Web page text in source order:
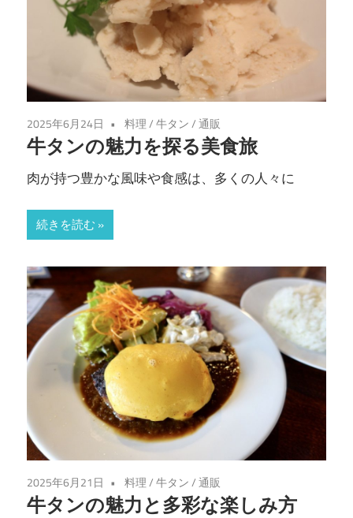
2025年6月24日 料理/牛タン/通販
牛タンの魅力を探る美食旅
肉が持つ豊かな風味や食感は、多くの人々に
続きを読む
2025年6月21日 料理/牛タン/通販
牛タンの魅力と多彩な楽しみ方